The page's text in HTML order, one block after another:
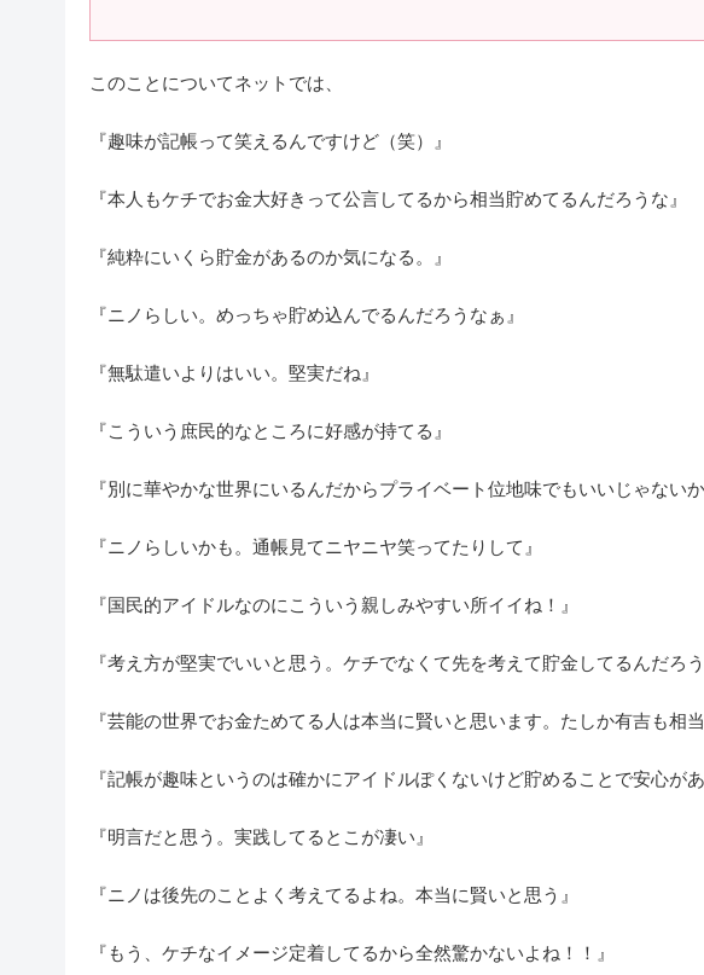
このことについてネットでは、
『趣味が記帳って笑えるんですけど（笑）』
『本人もケチでお金大好きって公言してるから相当貯めてるんだろうな』
『純粋にいくら貯金があるのか気になる。』
『ニノらしい。めっちゃ貯め込んでるんだろうなぁ』
『無駄遣いよりはいい。堅実だね』
『こういう庶民的なところに好感が持てる』
『別に華やかな世界にいるんだからプライベート位地味でもいいじゃないか
『ニノらしいかも。通帳見てニヤニヤ笑ってたりして』
『国民的アイドルなのにこういう親しみやすい所イイね！』
『考え方が堅実でいいと思う。ケチでなくて先を考えて貯金してるんだろう
『芸能の世界でお金ためてる人は本当に賢いと思います。たしか有吉も相
『記帳が趣味というのは確かにアイドルぽくないけど貯めることで安心が
『明言だと思う。実践してるとこが凄い』
『ニノは後先のことよく考えてるよね。本当に賢いと思う』
『もう、ケチなイメージ定着してるから全然驚かないよね！！』